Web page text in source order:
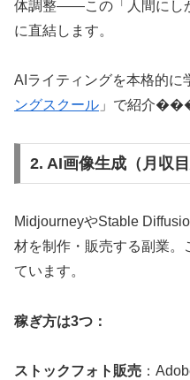
体調整——この「人間にし
に直結します。
AIライティングを本格的に
ングスクール 」で紹介
2. AI画像生成（月収
MidjourneyやStable
材を制作・販売する副業。
ています。
稼ぎ方は3つ：
ストックフォト販売 ：